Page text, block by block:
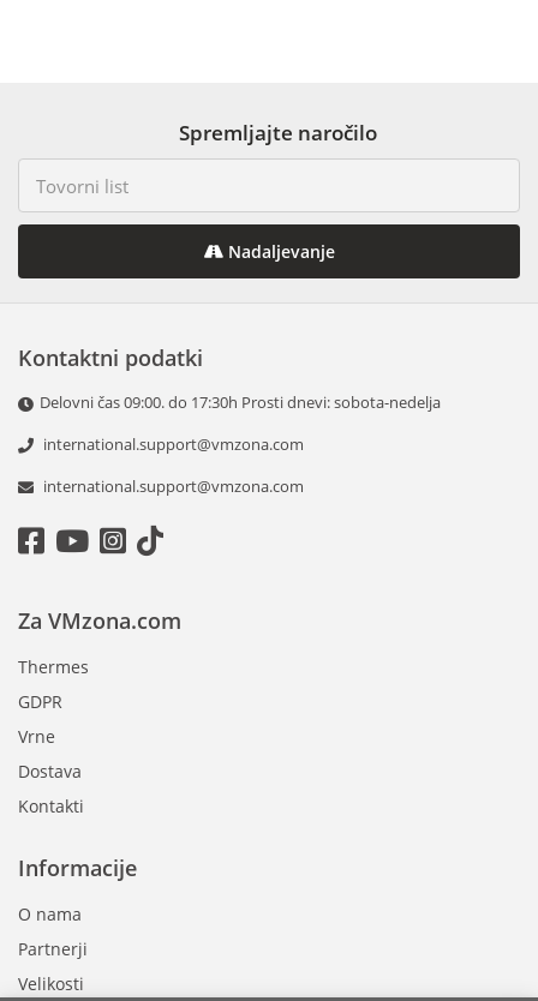
Spremljajte naročilo
Nadaljevanje
Kontaktni podatki
Delovni čas 09:00. do 17:30h Prosti dnevi: sobota-nedelja
international.support@vmzona.com
international.support@vmzona.com
Informacije
O nama
Partnerji
Velikosti
Za VMzona.com
Thermes
GDPR
Vrne
Dostava
Kontakti